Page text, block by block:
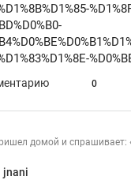
0
домой и спрашивает:
jnani